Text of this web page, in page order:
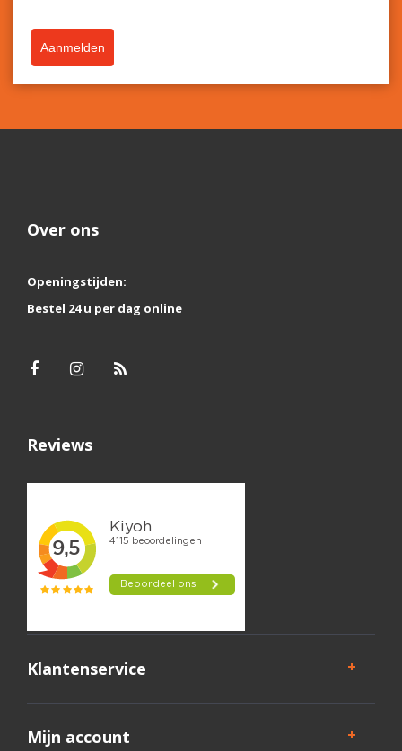
Aanmelden
Over ons
Openingstijden:
Bestel 24 u per dag online
Reviews
Klantenservice
Mijn account